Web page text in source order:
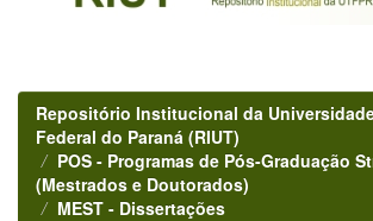
Repositório Institucional da
Federal do Paraná (RIUT)
POS - Programas de Pós-Graduação
(Mestrados e Doutorados)
MEST - Dissertações